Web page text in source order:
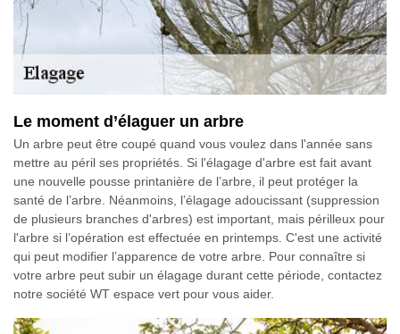
Le moment d’élaguer un arbre
Un arbre peut être coupé quand vous voulez dans l'année sans
mettre au péril ses propriétés. Si l'élagage d'arbre est fait avant
une nouvelle pousse printanière de l’arbre, il peut protéger la
santé de l’arbre. Néanmoins, l’élagage adoucissant (suppression
de plusieurs branches d'arbres) est important, mais périlleux pour
l'arbre si l’opération est effectuée en printemps. C'est une activité
qui peut modifier l’apparence de votre arbre. Pour connaître si
votre arbre peut subir un élagage durant cette période, contactez
notre société WT espace vert pour vous aider.